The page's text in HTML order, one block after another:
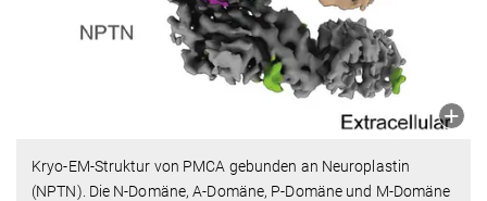
Kryo-EM-Struktur von PMCA gebunden an Neuroplastin
(NPTN). Die N-Domäne, A-Domäne, P-Domäne und M-Domäne